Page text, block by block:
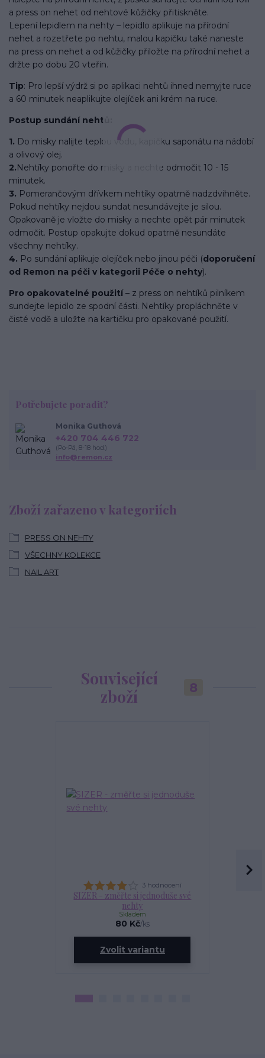
a press on nehet od nehtové kůžičky přitiskněte.
Lepení lepidlem na nehty – lepidlo aplikuje na přírodní
nehet a rozetřete po nehtu, malou kapičku také naneste
na press on nehet a od kůžičky přiložte na přírodní nehet a
držte po dobu 20 vteřin.
Tip: Pro lepší výdrž si po aplikaci nehtů ihned nemyjte ruce
a 60 minutek neaplikujte olejíček ani krém na ruce.
Postup sundání nehtů:
1. Do misky nalijte teplou vodu, kapičku saponátu na nádobí
a olivový olej.
2.Nehtíky ponořte do misky a nechte odmočit 10 - 15
minutek.
3. Pomerančovým dřívkem nehtíky opatrně nadzdvihněte.
Pokud nehtíky nejdou sundat nesundávejte je silou.
Opakovaně je vložte do misky a nechte opět pár minutek
odmočit. Postup opakujte dokud opatrně nesundáte
všechny nehtíky.
4. Po sundání aplikuje olejíček nebo jinou péči (doporučení
od Remon na péči v kategorii Péče o nehty).
Pro opakovatelné použití– z press on nehtíků pilníkem
sundejte lepidlo ze spodní části. Nehtíky propláchněte v
čisté vodě a uložte na kartičku pro opakované použití.
Zboží zařazeno v kategoriích
PRESS ON NEHTY
VŠECHNY KOLEKCE
NAIL ART
Potřebujete poradit?
Monika Guthová
+420 704 446 722
(Po-Pá, 8-18 hod.)
info@remon.cz
Související
zboží
8
3 hodnocení
SIZER - změřte si jednoduše své
nehty
80 Kč/ks
Skladem
Zvolit variantu